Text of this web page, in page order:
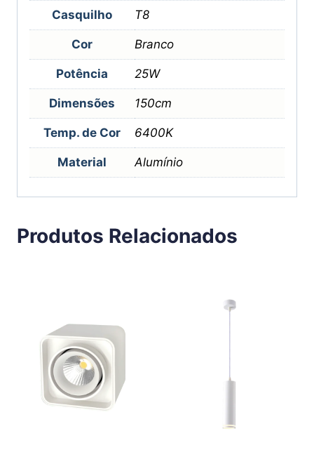
Casquilho T8
Cor Branco
Potência 25W
Dimensões 150cm
Temp. de Cor 6400K
Material Alumínio
Produtos Relacionados